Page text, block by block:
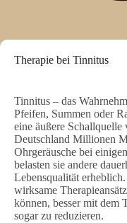
Therapie bei Tinnitus
Tinnitus – das
Pfeifen, Summen oder
eine äußere
Deutschland Millionen
Ohrgeräusche bei
belasten sie andere
Lebensqualität
wirksame
können, besser mit dem
sogar zu reduzieren.